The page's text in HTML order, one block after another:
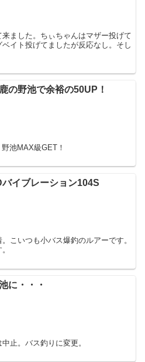
ました。ちぃちゃんはマザー投げて
イト投げてましたが反応なし。そし
の野池で余裕の50UP！
池MAX級GET！
バイブレーション104S
こいつも小バス爆釣のルアーです。
に・・・
止。バス釣りに変更。